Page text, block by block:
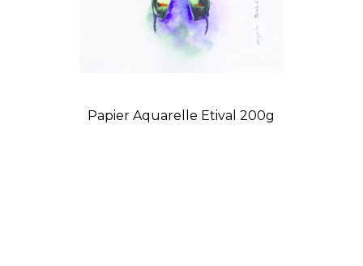
Papier Aquarelle Etival 200g